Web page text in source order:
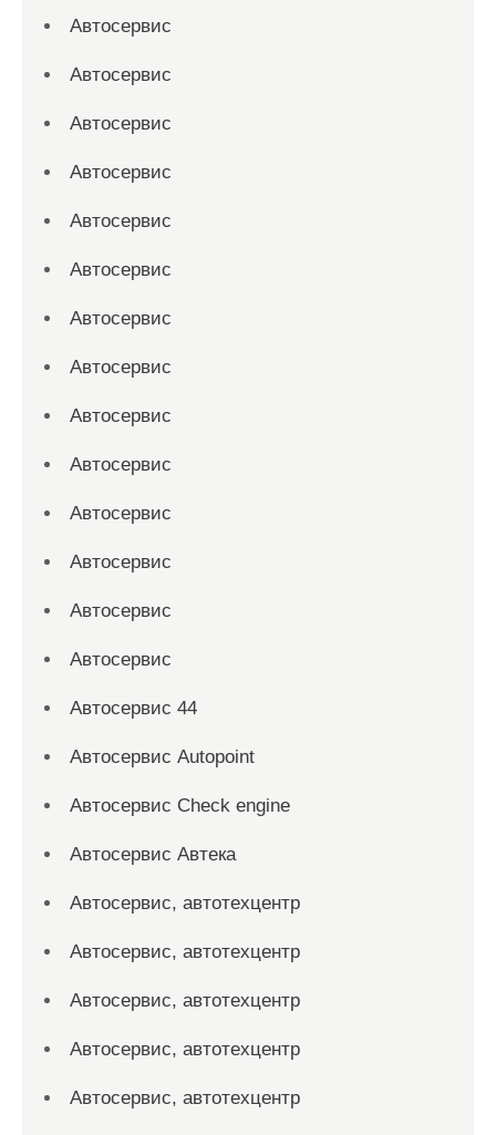
Автосервис
Автосервис
Автосервис
Автосервис
Автосервис
Автосервис
Автосервис
Автосервис
Автосервис
Автосервис
Автосервис
Автосервис
Автосервис
Автосервис
Автосервис 44
Автосервис Autopoint
Автосервис Check engine
Автосервис Автека
Автосервис, автотехцентр
Автосервис, автотехцентр
Автосервис, автотехцентр
Автосервис, автотехцентр
Автосервис, автотехцентр